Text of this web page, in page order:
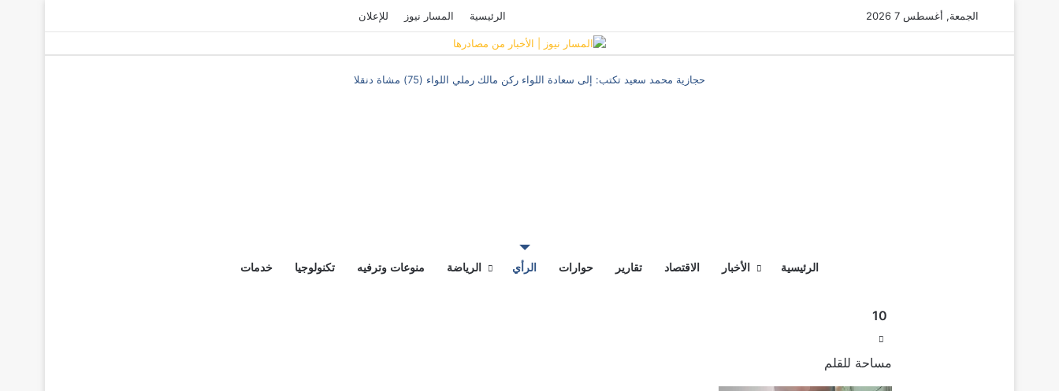
الجمعة, أغسطس 7 2026 ‫YouTubeتسجيل الدخول
الرئيسية المسار نيوز للإعلان
حجازية محمد سعيد تكتب: إلى سعادة اللواء ركن مالك رملي اللواء (75) مشاة دنقلا
التالي الرئيسية الأخبار الاقتصاد تقارير حوارات الرأي الرياضة منوعات وترفيه تكنولوجيا خدمات
10
مساحة للقلم